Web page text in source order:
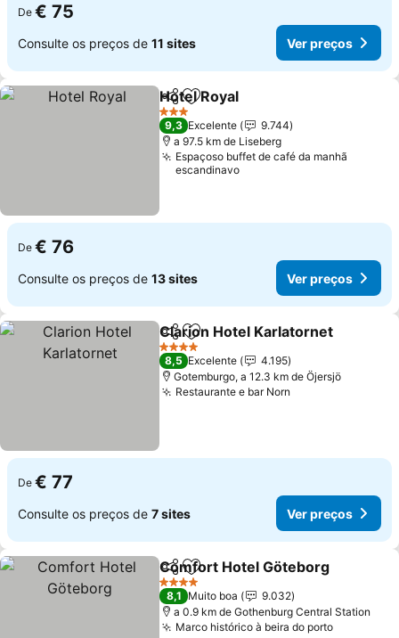
De € 75
Consulte os preços de 11 sites Ver preços
PartilharAdicionar aos favoritos
Hotel Royal
3 Estrelas
9,3 Excelente
9.744
a 97.5 km de Liseberg
Espaçoso buffet de café da manhã
escandinavo
De € 76
Consulte os preços de 13 sites Ver preços
PartilharAdicionar aos favoritos
Clarion Hotel Karlatornet
4 Estrelas
8,5 Excelente
4.195
Gotemburgo, a 12.3 km de Öjersjö
Restaurante e bar Norn
De € 77
Consulte os preços de 7 sites Ver preços
PartilharAdicionar aos favoritos
Comfort Hotel Göteborg
4 Estrelas
8,1 Muito boa
9.032
a 0.9 km de Gothenburg Central Station
Marco histórico à beira do porto